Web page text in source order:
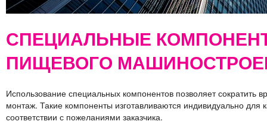
СПЕЦИАЛЬНЫЕ
ПИЩЕВОГО
Использование специальных компонентов позволяет сократить
монтаж. Такие компоненты изготавливаются индивидуально для
соответствии с пожеланиями заказчика.